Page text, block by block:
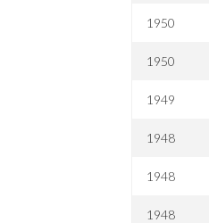
1950
1950
1949
1948
1948
1948